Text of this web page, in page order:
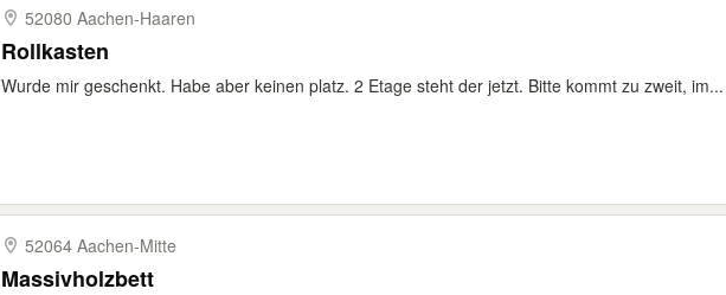
52080 Aachen-​Haaren
Rollkasten
Wurde mir geschenkt. Habe aber keinen platz. 2 Etage steht der jetzt. Bitte kommt zu zweit, im...
52064 Aachen-​Mitte
Massivholzbett